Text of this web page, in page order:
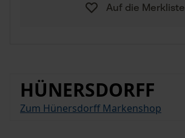
Auf die Merkliste
HÜNERSDORFF
Zum Hünersdorff Markenshop